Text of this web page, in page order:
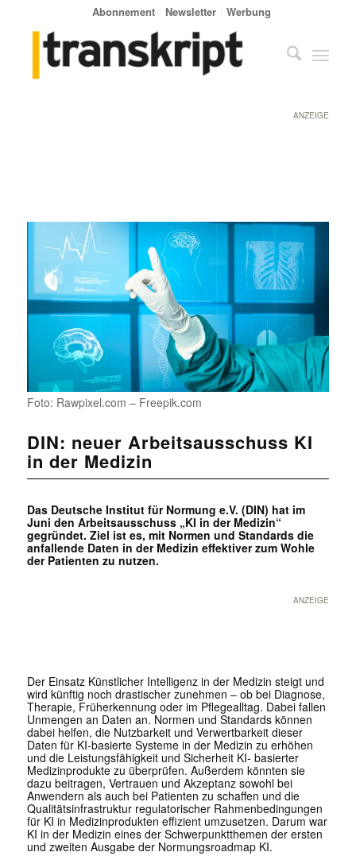
Abonnement Newsletter Werbung
ANZEIGE
Foto: Rawpixel.com – Freepik.com
DIN: neuer Arbeitsausschuss KI
in der Medizin
Das Deutsche Institut für Normung e.V. (DIN) hat im
Juni den Arbeitsausschuss „KI in der Medizin“
gegründet. Ziel ist es, mit Normen und Standards die
anfallende Daten in der Medizin effektiver zum Wohle
der Patienten zu nutzen.
ANZEIGE
Der Einsatz Künstlicher Intelligenz in der Medizin steigt und
wird künftig noch drastischer zunehmen – ob bei Diagnose,
Therapie, Früherkennung oder im Pflegealltag. Dabei fallen
Unmengen an Daten an. Normen und Standards können
dabei helfen, die Nutzbarkeit und Verwertbarkeit dieser
Daten für KI-basierte Systeme in der Medizin zu erhöhen
und die Leistungsfähigkeit und Sicherheit KI- basierter
Medizinprodukte zu überprüfen. Außerdem könnten sie
dazu beitragen, Vertrauen und Akzeptanz sowohl bei
Anwendern als auch bei Patienten zu schaffen und die
Qualitätsinfrastruktur regulatorischer Rahmenbedingungen
für KI in Medizinprodukten effizient umzusetzen. Darum war
KI in der Medizin eines der Schwerpunktthemen der ersten
und zweiten Ausgabe der Normungsroadmap KI.